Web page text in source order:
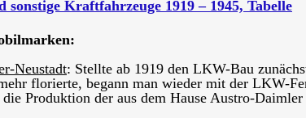
Kraftfahrzeuge 1919 – 1945, Tabelle
Neustadt: Stellte ab 1919 den LKW-Bau
florierte, begann man wieder mit der LKW-
Produktion der aus dem Hause Austro-